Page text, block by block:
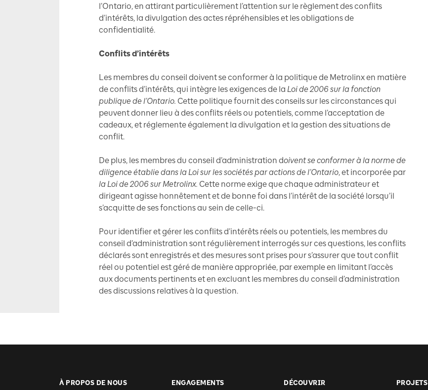
l’Ontario, en attirant particulièrement l’attention sur le règlement des conflits
d’intérêts, la divulgation des actes répréhensibles et les obligations de
confidentialité.
Conflits d’intérêts
Les membres du conseil doivent se conformer à la politique de Metrolinx en matière
de conflits d’intérêts, qui intègre les exigences de la Loi de 2006 sur la fonction
publique de l’Ontario. Cette politique fournit des conseils sur les circonstances qui
peuvent donner lieu à des conflits réels ou potentiels, comme l’acceptation de
cadeaux, et réglemente également la divulgation et la gestion des situations de
conflit.
De plus, les membres du conseil d’administration doivent se conformer à la norme de
diligence établie dans la Loi sur les sociétés par actions de l’Ontario, et incorporée par
la Loi de 2006 sur Metrolinx. Cette norme exige que chaque administrateur et
dirigeant agisse honnêtement et de bonne foi dans l’intérêt de la société lorsqu’il
s’acquitte de ses fonctions au sein de celle-ci.
Pour identifier et gérer les conflits d’intérêts réels ou potentiels, les membres du
conseil d’administration sont régulièrement interrogés sur ces questions, les conflits
déclarés sont enregistrés et des mesures sont prises pour s’assurer que tout conflit
réel ou potentiel est géré de manière appropriée, par exemple en limitant l’accès
aux documents pertinents et en excluant les membres du conseil d’administration
des discussions relatives à la question.
À PROPOS DE NOUS ENGAGEMENTS DÉCOUVRIR PROJETS